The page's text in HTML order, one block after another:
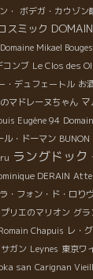
・ ボデガ・カウゾン
スミック
Domaine Mikael Bouges
コンブ Le Clos des
・デュフェートル お
マドレーヌちゃん
Eugène 94
ル・ドーマン BUNON
ラングドック
DERAIN
ラ・フォン・ド・ロり
リエのマリオン グ
Romain Chapuis レ・
ガン Leynes 東京ワ
san Carignan